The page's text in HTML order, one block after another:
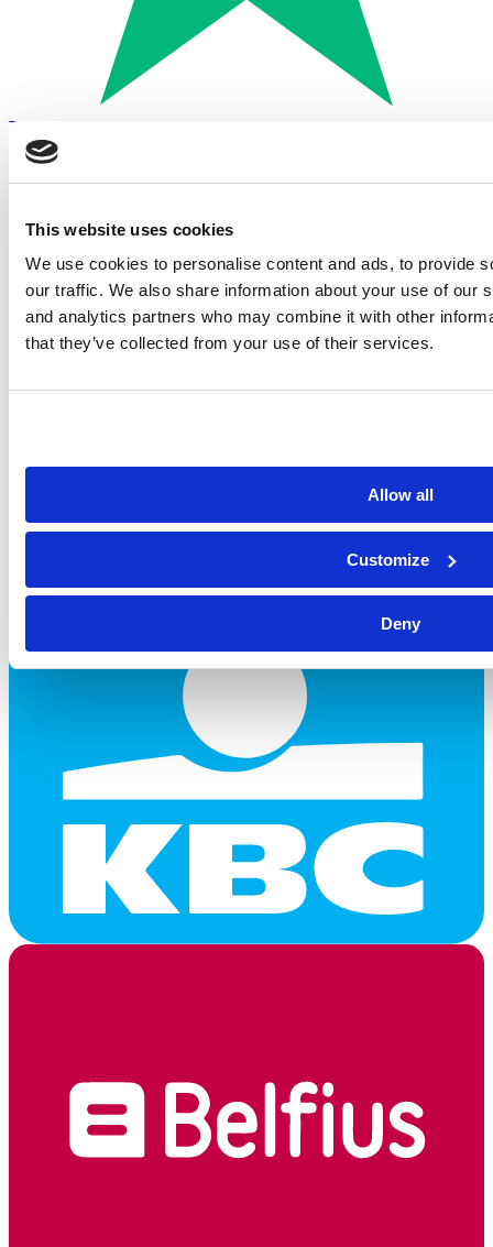
This website uses cookies
We use cookies to personalise content and ads, to provide
our traffic. We also share information about your use of our
and analytics partners who may combine it with other
that they’ve collected from your use of their services.
Allow all
Customize
Deny
Trustpilot
Betalen met: